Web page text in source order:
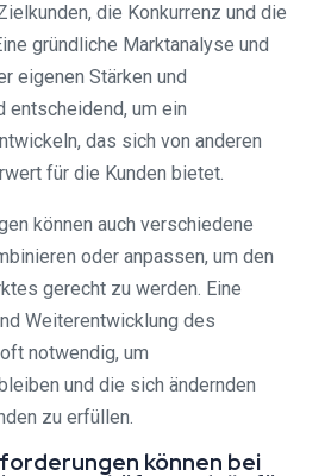
die Konkurrenz und die
gründliche Marktanalyse und
eigenen Stärken und
entscheidend, um ein
das sich von anderen
für die Kunden bietet.
können auch verschiedene
oder anpassen, um den
gerecht zu werden. Eine
Weiterentwicklung des
notwendig, um
und die sich ändernden
zu erfüllen.
können bei